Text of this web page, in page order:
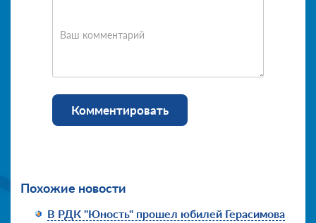
Ваш комментарий
Комментировать
Похожие новости
В РДК "Юность" прошел юбилей Герасимова